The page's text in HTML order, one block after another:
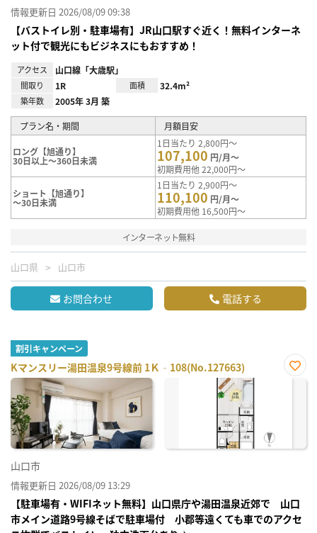
情報更新日 2026/08/09 09:38
【バストイレ別・駐車場有】JR山口駅すぐ近く！無料インターネ
ット付で観光にもビジネスにもおすすめ！
アクセス 山口線「大歳駅」
間取り 1R 面積 32.4m²
築年数 2005年 3月 築
プラン名・期間 月額目安
ロング【旭通り】
30日以上～360日未満
1日当たり 2,800円～
107,100 円/月～
初期費用他 22,000円～
ショート【旭通り】
～30日未満
1日当たり 2,900円～
110,100 円/月～
初期費用他 16,500円～
インターネット無料
山口県 山口市
お問合わせ 電話する
割引キャンペーン
Kマンスリー湯田温泉9号線前 1Ｋ‐108(No.127663)
お気
山口市
情報更新日 2026/08/09 13:29
【駐車場有・WIFIネット無料】山口県庁や湯田温泉近郊で 山口
市メイン道路9号線そばで駐車場付 小郡等遠くても車でのアクセ